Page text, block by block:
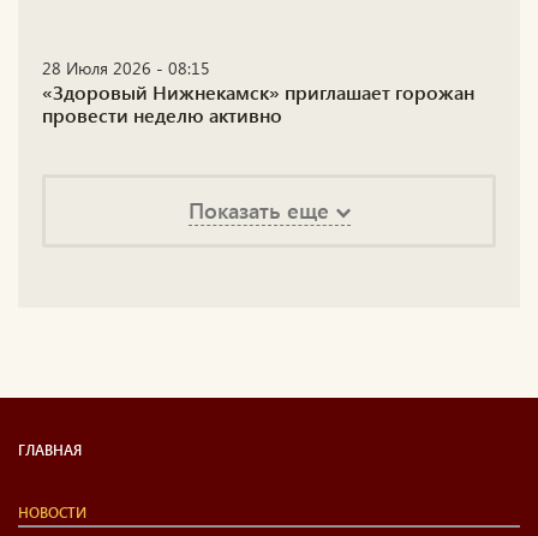
28 Июля 2026 - 08:15
«Здоровый Нижнекамск» приглашает горожан
провести неделю активно
Показать еще
ГЛАВНАЯ
НОВОСТИ